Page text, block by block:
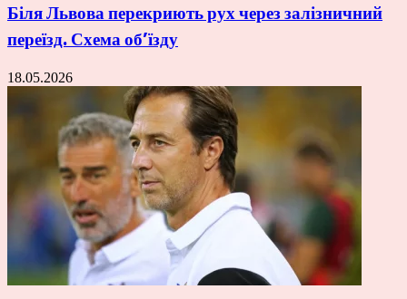
Біля Львова перекриють рух через залізничний
переїзд. Схема об’їзду
18.05.2026